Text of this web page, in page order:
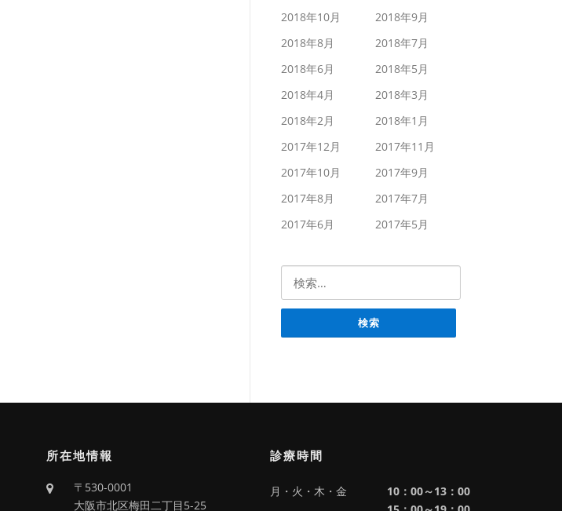
2018年10月
2018年9月
2018年8月
2018年7月
2018年6月
2018年5月
2018年4月
2018年3月
2018年2月
2018年1月
2017年12月
2017年11月
2017年10月
2017年9月
2017年8月
2017年7月
2017年6月
2017年5月
検索:
所在地情報
〒530-0001
大阪市北区梅田二丁目5-25
診療時間
月・火・木・金
10：00～13：00